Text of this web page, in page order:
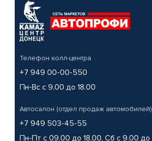
Телефон колл-центра
+7 949 00-00-550
Пн-Вс с 9.00 до 18.00
Автосалон (отдел продаж автомобилей)
+7 949 503-45-55
Пн-Пт с 09.00 до 18.00, Сб с 9.00 до